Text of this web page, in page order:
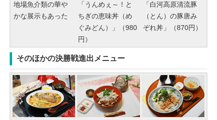
地場魚介類の華や
かな展示もあった
「うんめぇ～！と
ちぎの恵味丼（め
ぐみどん）」（980
円）
「白河高原清流豚
（とん）の豚唐み
ぞれ丼」（870円）
そのほかの決勝戦進出メニュー